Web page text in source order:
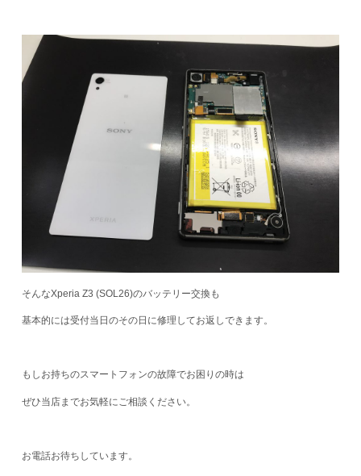
そんなXperia Z3 (SOL26)のバッテリー交換も
基本的には受付当日のその日に修理してお返しできます。
もしお持ちのスマートフォンの故障でお困りの時は
ぜひ当店までお気軽にご相談ください。
お電話お待ちしています。